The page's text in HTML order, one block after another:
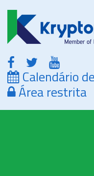
Calendário
Área restrita